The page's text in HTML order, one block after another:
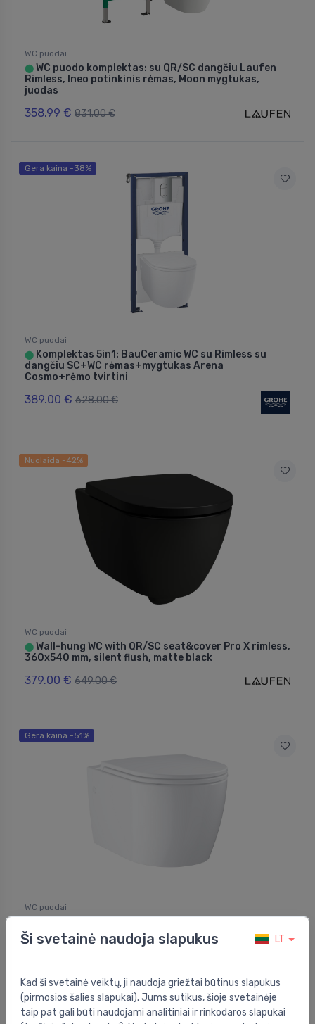
WC puodai
⬤ WC puodo komplektas: su QR/SC dangčiu Laufen
Rimless, Ineo potinkinis rėmas, Moon mygtukas,
juodas
358.99 € 831.00 €
Gera kaina -38%
WC puodai
⬤ Komplektas 5in1: BauCeramic WC su Rimless su
dangčiu SC+WC rėmas+mygtukas Arena
Cosmo+rėmo tvirtini
389.00 € 628.00 €
Nuolaida -42%
WC puodai
⬤ Wall-hung WC with QR/SC seat&cover Pro X rimless,
360x540 mm, silent flush, matte black
379.00 € 649.00 €
Gera kaina -51%
WC puodai
BauCeramic rimless, 368x543 mm, baltas
Gera kaina -35%
Ši svetainė naudoja slapukus LT
Kad ši svetainė veiktų, ji naudoja griežtai būtinus slapukus
(pirmosios šalies slapukai). Jums sutikus, šioje svetainėje
taip pat gali būti naudojami analitiniai ir rinkodaros slapukai